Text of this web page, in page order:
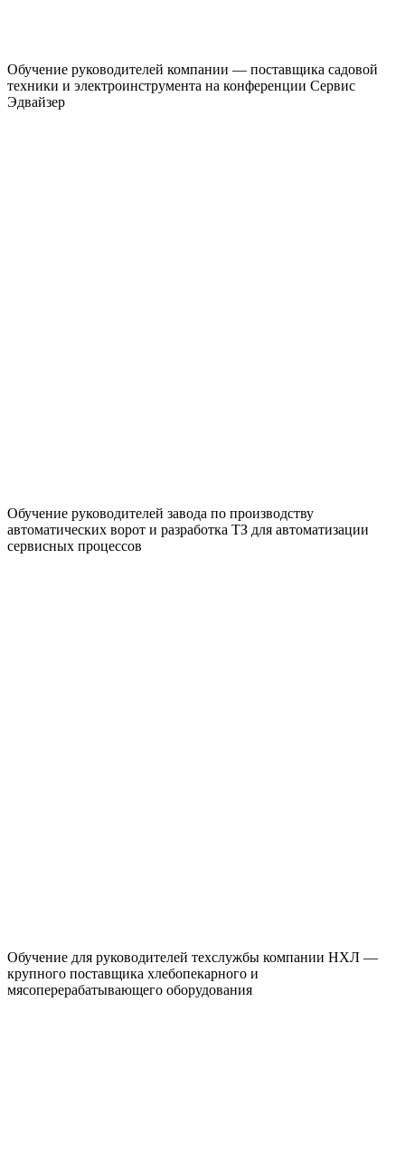
Обучение руководителей компании — поставщика садовой
техники и электроинструмента на конференции Сервис
Эдвайзер
Обучение руководителей завода по производству
автоматических ворот и разработка ТЗ для автоматизации
сервисных процессов
Обучение для руководителей техслужбы компании НХЛ —
крупного поставщика хлебопекарного и
мясоперерабатывающего оборудования